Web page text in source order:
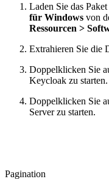
Laden Sie das Paket
für Windows von
Ressourcen >
Extrahieren Sie die
Doppelklicken Sie
Keycloak zu starten.
Doppelklicken Sie
Server zu starten.
Pagination